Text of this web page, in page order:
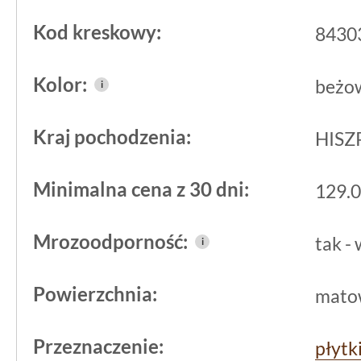
to propozycja dla tych, którzy chcą
kolorem, gres ten znajduje
Jego cechy techniczne i estetyczne
planujących wykończenie
łazienkilub
stylistykipodłogi.
Kod kreskowy:
Kolor: i
Kraj pochodzenia:
Minimalna cena z 30 dni:
Mrozoodporność: i tak -
Powierzchnia:
Przeznaczenie: